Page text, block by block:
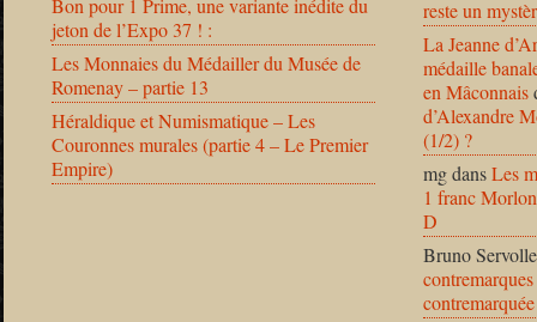
Bon pour 1 Prime, une variante inédite du
jeton de l’Expo 37 ! :
Les Monnaies du Médailler du Musée de
Romenay – partie 13
Héraldique et Numismatique – Les
Couronnes murales (partie 4 – Le Premier
Empire)
reste un
La Jeanne
médaille
en Mâconnais
d’Alexandre
(1/2) ?
mgdansLes
1 franc
D
Bruno Servolle